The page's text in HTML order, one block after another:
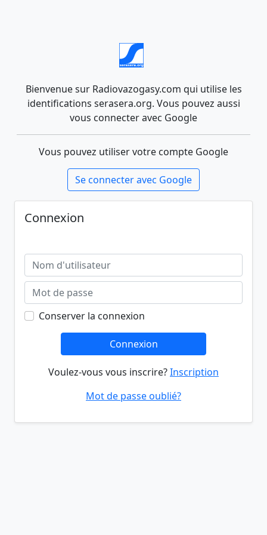
Bienvenue sur Radiovazogasy.com qui utilise les
identifications serasera.org. Vous pouvez aussi
vous connecter avec Google
Vous pouvez utiliser votre compte Google
Se connecter avec Google
Connexion
Conserver la connexion
Connexion
Voulez-vous vous inscrire?Inscription
Mot de passe oublié?